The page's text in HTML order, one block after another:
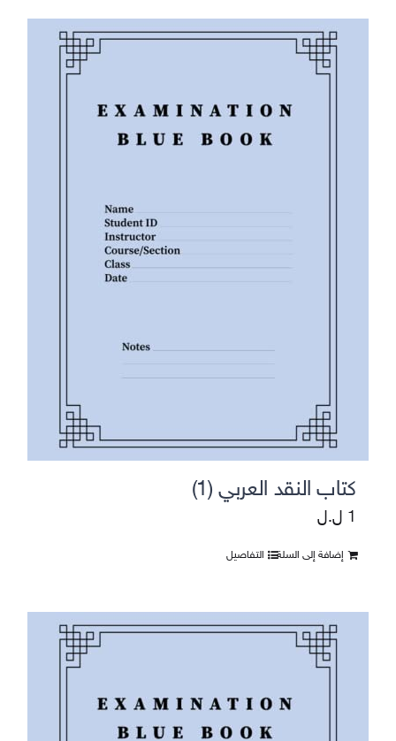
كتاب النقد العربي (1)
1 ل.ل
إضافة إلى السلة التفاصيل